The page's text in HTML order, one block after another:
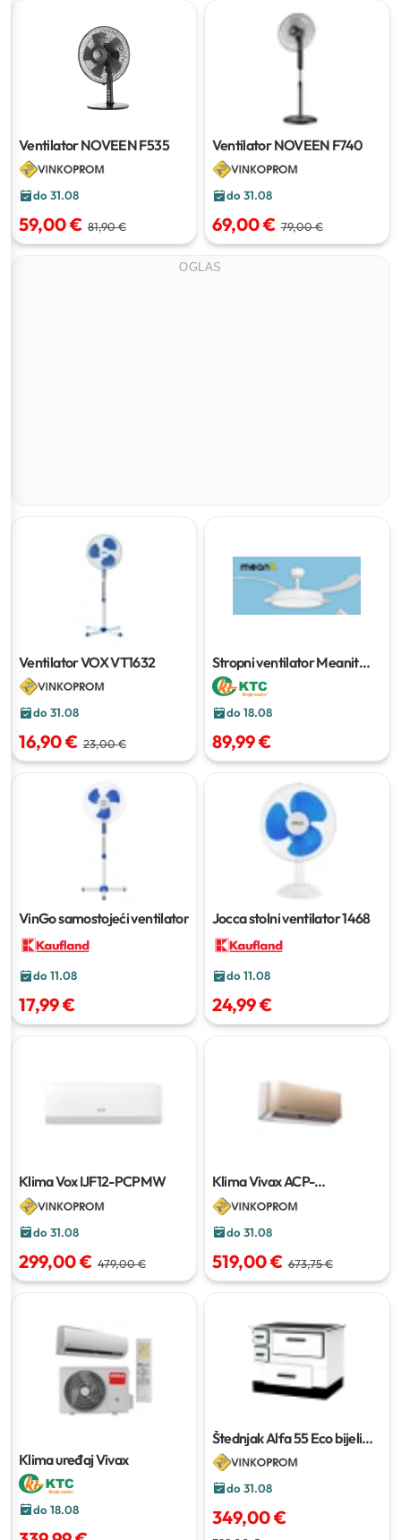
Ventilator NOVEEN F535
do 31.08
59,00 € 81,90 €
Ventilator NOVEEN F740
do 31.08
69,00 € 79,00 €
OGLAS
Ventilator VOX VT1632
do 31.08
16,90 € 23,00 €
Stropni ventilator Meanit
42-1014 DC
do 18.08
89,99 €
VinGo samostojeći ventilator
do 11.08
17,99 €
Jocca stolni ventilator 1468
do 11.08
24,99 €
Klima Vox IJF12-PCPMW
do 31.08
299,00 € 479,00 €
Klima Vivax ACP-
12CH35AERI+ R32 Gold
do 31.08
519,00 € 673,75 €
Klima uređaj Vivax
do 18.08
Štednjak Alfa 55 Eco bijeli
desni / lijevi
do 31.08
349,00 €